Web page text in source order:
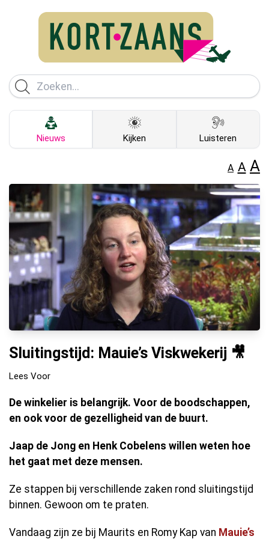
Nieuws Kijken Luisteren
A A A
Sluitingstijd: Mauie’s Viskwekerij 🎥
Lees Voor
De winkelier is belangrijk. Voor de boodschappen,
en ook voor de gezelligheid van de buurt.
Jaap de Jong en Henk Cobelens willen weten hoe
het gaat met deze mensen.
Ze stappen bij verschillende zaken rond sluitingstijd
binnen. Gewoon om te praten.
Vandaag zijn ze bij Maurits en Romy Kap van Mauie’s